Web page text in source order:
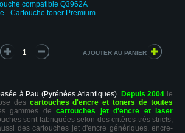
compatible Q3962A
- Cartouche toner Premium
à Pau (Pyrénées Atlantiques). Depuis 2004 le
des cartouches d'encre et toners de toutes
gammes de cartouches jet d'encre et laser
sont fabriquées selon des critères très stricts,
des cartouches jet d'encre génériques. encre-